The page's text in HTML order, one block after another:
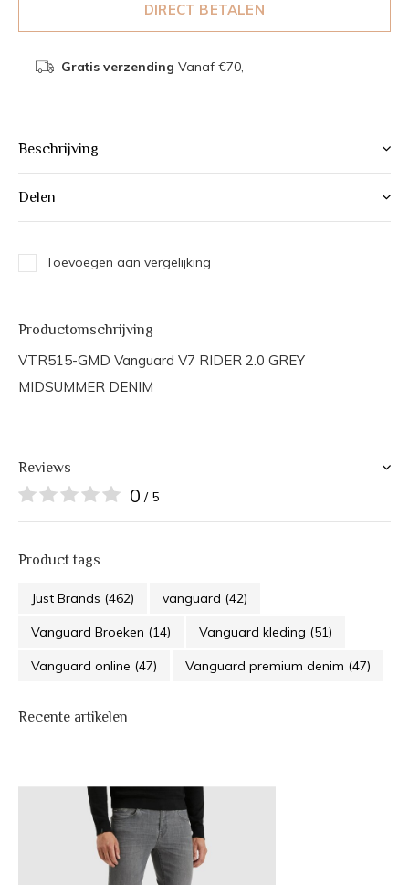
DIRECT BETALEN
Gratis verzending Vanaf €70,-
Beschrijving
Delen
Toevoegen aan vergelijking
Productomschrijving
VTR515-GMD Vanguard V7 RIDER 2.0 GREY
MIDSUMMER DENIM
Reviews
0 / 5
Product tags
Just Brands (462) vanguard (42)
Vanguard Broeken (14) Vanguard kleding (51)
Vanguard online (47) Vanguard premium denim (47)
Recente artikelen